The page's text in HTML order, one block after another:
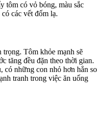
tôm có vỏ bóng, màu sắc
các vết đốm lạ.
Tôm khỏe mạnh sẽ
tăng đều đặn theo thời gian.
có những con nhỏ hơn hẳn so
tranh trong việc ăn uống